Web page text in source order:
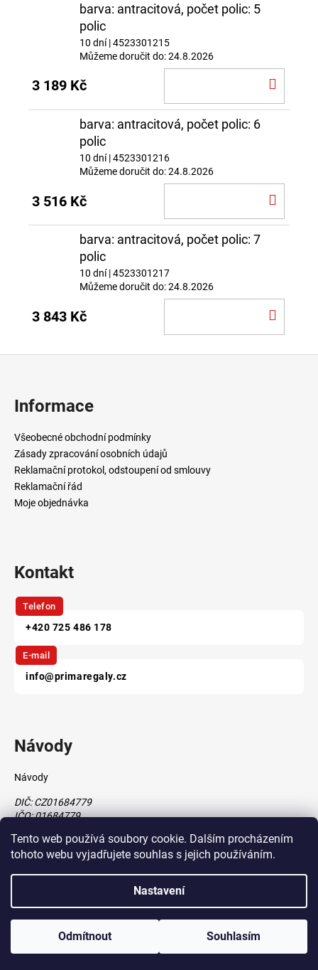
Tento web používá soubory cookie. Dalším procházením
tohoto webu vyjadřujete souhlas s jejich používáním.
Nastavení
Odmítnout Souhlasím
barva: antracitová, počet polic: 5
polic
10 dní| 4523301215
Můžeme doručit do:24.8.2026
3 189 Kč
barva: antracitová, počet polic: 6
polic
10 dní| 4523301216
Můžeme doručit do:24.8.2026
3 516 Kč
barva: antracitová, počet polic: 7
polic
10 dní| 4523301217
Můžeme doručit do:24.8.2026
3 843 Kč
Informace
Všeobecné obchodní podmínky
Zásady zpracování osobních údajů
Reklamační protokol, odstoupení od smlouvy
Reklamační řád
Moje objednávka
Kontakt
Telefon
+420 725 486 178
E-mail
info@primaregaly.cz
Návody
Návody
DIČ: CZ01684779
IČO: 01684779
Vytvořil Shoptet
vytvořilŠtefan Mazáň
Copyright 2026www.primaregaly.cz. Všechna práva vyhrazena.
Upravit nastavení cookies